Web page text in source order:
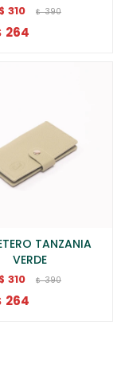
$ 310 $ 390
264
TANZANIA
VERDE
$ 310 $ 390
264